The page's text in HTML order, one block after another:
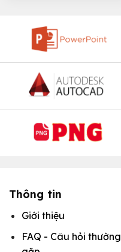
Thông tin
Giới thiệu
FAQ - Câu hỏi thường